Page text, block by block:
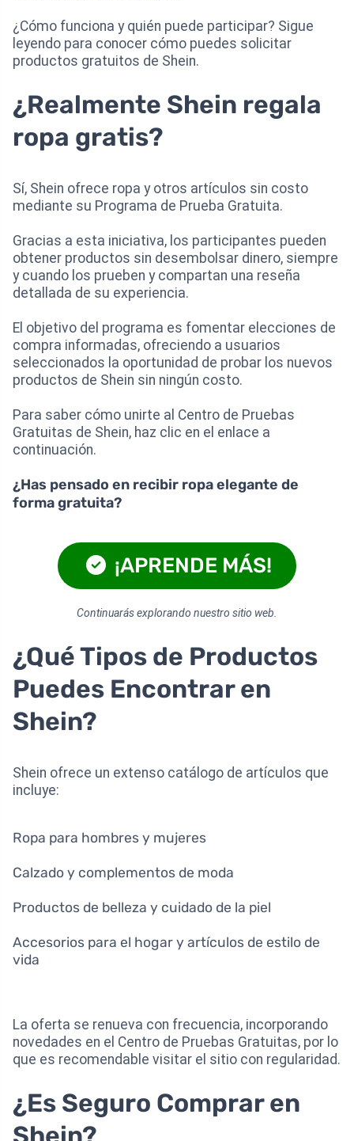
¿Cómo funciona y quién puede participar? Sigue
leyendo para conocer cómo puedes solicitar
productos gratuitos de Shein.
¿Realmente Shein regala
ropa gratis?
Sí, Shein ofrece ropa y otros artículos sin costo
mediante su Programa de Prueba Gratuita.
Gracias a esta iniciativa, los participantes pueden
obtener productos sin desembolsar dinero, siempre
y cuando los prueben y compartan una reseña
detallada de su experiencia.
El objetivo del programa es fomentar elecciones de
compra informadas, ofreciendo a usuarios
seleccionados la oportunidad de probar los nuevos
productos de Shein sin ningún costo.
Para saber cómo unirte al Centro de Pruebas
Gratuitas de Shein, haz clic en el enlace a
continuación.
¿Has pensado en recibir ropa elegante de
forma gratuita?
¡APRENDE MÁS!
Continuarás explorando nuestro sitio web.
¿Qué Tipos de Productos
Puedes Encontrar en
Shein?
Shein ofrece un extenso catálogo de artículos que
incluye:
Ropa para hombres y mujeres
Calzado y complementos de moda
Productos de belleza y cuidado de la piel
Accesorios para el hogar y artículos de estilo de
vida
La oferta se renueva con frecuencia, incorporando
novedades en el Centro de Pruebas Gratuitas, por lo
que es recomendable visitar el sitio con regularidad.
¿Es Seguro Comprar en